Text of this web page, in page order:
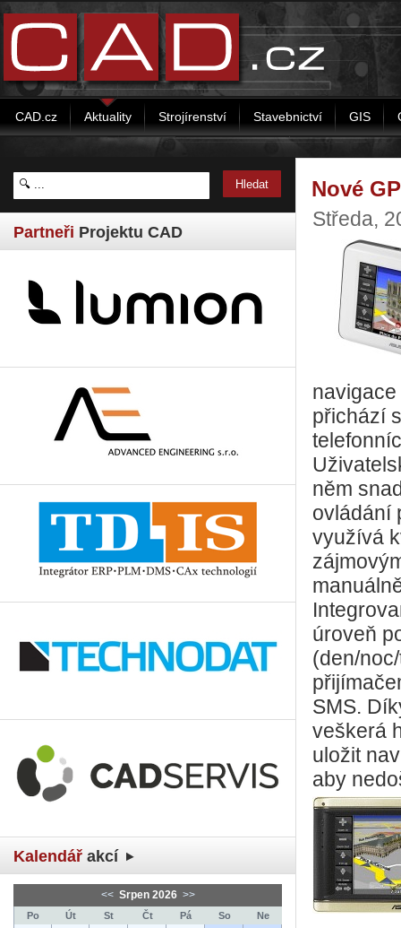
CAD.cz Aktuality Strojírenství Stavebnictví GIS
Partneři Projektu CAD
Kalendář akcí
<< Srpen 2026 >>
Po Út St Čt Pá So
Ne
Nové
Středa,
přichází
něm
ovládání
využívá
úroveň
(den/
SMS.
veškerá
uložit
aby